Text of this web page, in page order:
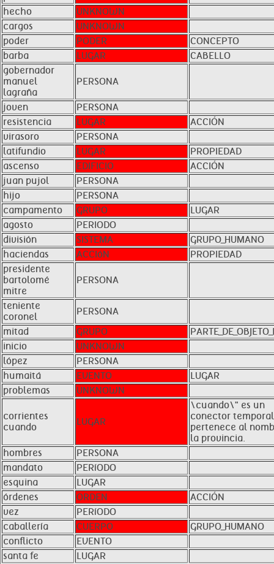
hecho
UNKNOWN
cargos
UNKNOWN
poder
PODER
CONCEPTO
barba
LUGAR
CABELLO
gobernador
manuel
lagraña
PERSONA
joven
PERSONA
resistencia
LUGAR
ACCIÓN
virasoro
PERSONA
latifundio
LUGAR
PROPIEDAD
ascenso
EDIFICIO
ACCIÓN
juan pujol
PERSONA
hijo
PERSONA
campamento
GRUPO
LUGAR
agosto
PERIODO
división
SISTEMA
GRUPO_HUMANO
haciendas
ACCIóN
PROPIEDAD
presidente
bartolomé
mitre
PERSONA
teniente
coronel
PERSONA
mitad
GRUPO
inicio
UNKNOWN
lópez
PERSONA
humaitá
EVENTO
LUGAR
problemas
UNKNOWN
corrientes
cuando
LUGAR
\cuando\" es un
conector
pertenece al
la provincia.
hombres
PERSONA
mandato
PERíODO
esquina
LUGAR
órdenes
ORDEN
ACCIÓN
vez
PERíODO
caballería
CUERPO
GRUPO_HUMANO
conflicto
EVENTO
santa fe
LUGAR